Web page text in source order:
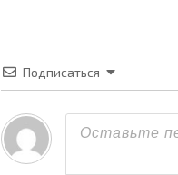
Подписаться